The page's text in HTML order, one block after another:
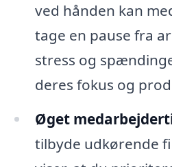
ved hånden kan
tage en pause fra
stress og
deres fokus og
Øget
tilbyde udkørende